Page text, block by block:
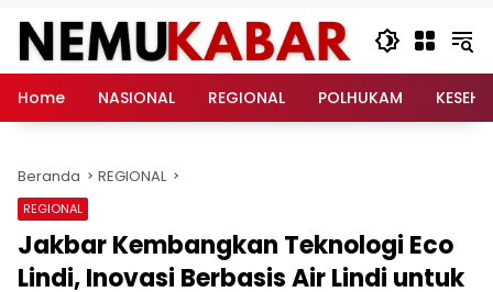
Langsung
konten
Home
NASIONAL REGIONAL POLHUKAM
Beranda REGIONAL
REGIONAL
Jakbar Kembangkan Teknologi Eco
Lindi, Inovasi Berbasis Air Lindi untuk